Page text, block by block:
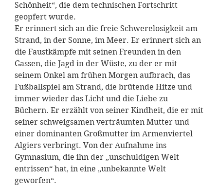
Schönheit“, die dem technischen Fortschritt
geopfert wurde.
Er erinnert sich an die freie Schwerelosigkeit am
Strand, in der Sonne, im Meer. Er erinnert sich an
die Faustkämpfe mit seinen Freunden in den
Gassen, die Jagd in der Wüste, zu der er mit
seinem Onkel am frühen Morgen aufbrach, das
Fußballspiel am Strand, die brütende Hitze und
immer wieder das Licht und die Liebe zu
Büchern. Er erzählt von seiner Kindheit, die er mit
seiner schweigsamen verträumten Mutter und
einer dominanten Großmutter im Armenviertel
Algiers verbringt. Von der Aufnahme ins
Gymnasium, die ihn der „unschuldigen Welt
entrissen“ hat, in eine „unbekannte Welt
geworfen“.